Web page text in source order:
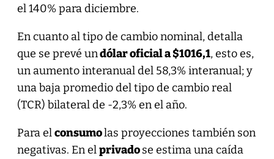
el 140% para diciembre.
En cuanto al tipo de cambio nominal, detalla
que se prevé undólar oficial a $1016,1, esto es,
un aumento interanual del 58,3% interanual; y
una baja promedio del tipo de cambio real
(TCR) bilateral de -2,3% en el año.
Para elconsumolas proyecciones también son
negativas. En elprivadose estima una caída